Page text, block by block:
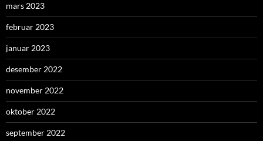
mars 2023
februar 2023
januar 2023
desember 2022
november 2022
oktober 2022
september 2022